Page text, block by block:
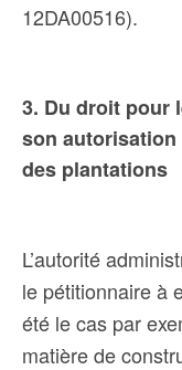
12DA00516).
3. Du droit pour
son
des plantations
L’autorité
le pétitionnaire à
été le cas par
matière de